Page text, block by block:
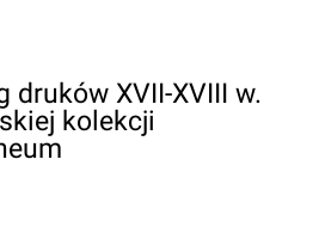
druków XVII-XVIII w.
kolekcji